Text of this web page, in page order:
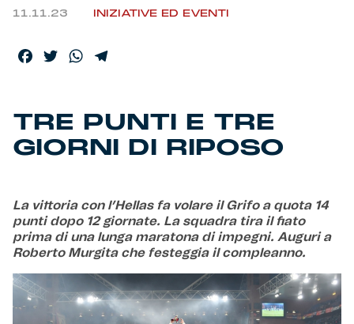
Fortissimo batte il mio cuor
11.11.23 INIZIATIVE ED EVENTI
Facebook
TwitterWhatsApp
TRE PUNTI E TRE
GIORNI DI RIPOSO
La vittoria con l’Hellas fa volare il Grifo a quota 14
punti dopo 12 giornate. La squadra tira il fiato
prima di una lunga maratona di impegni. Auguri a
Roberto Murgita che festeggia il compleanno.